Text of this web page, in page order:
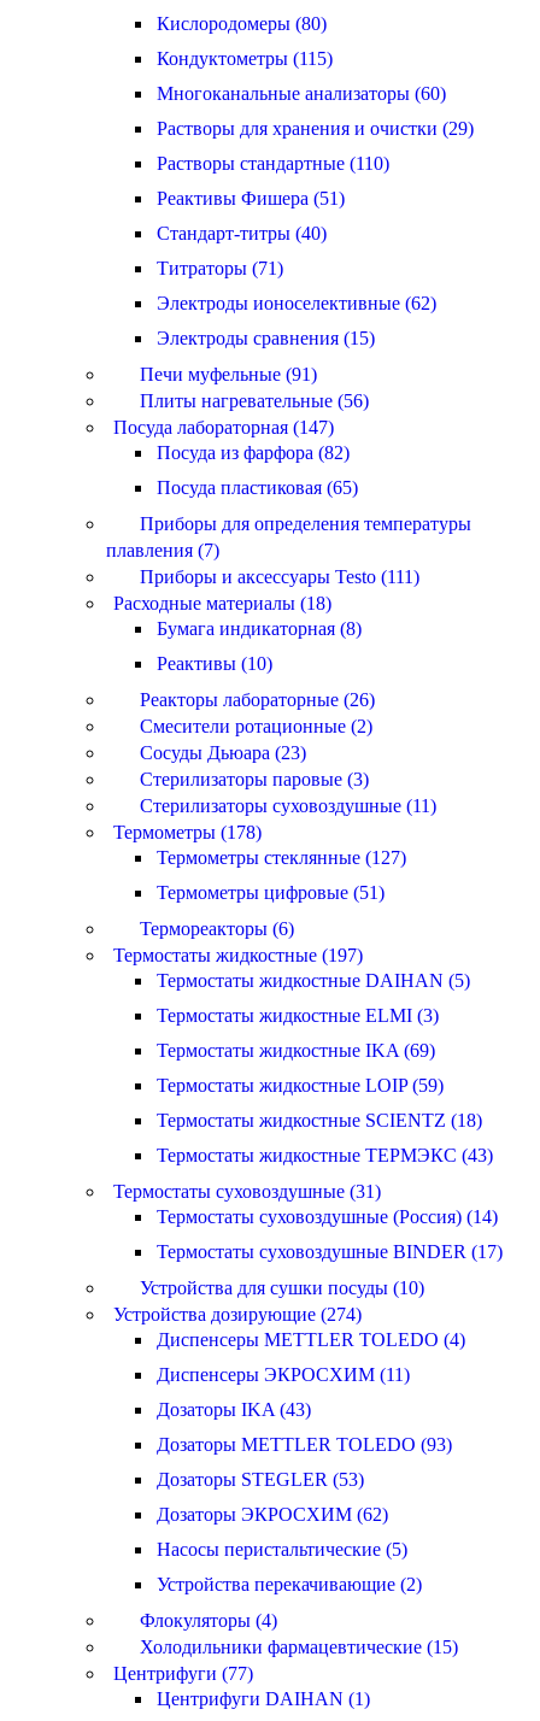
Кислородомеры (80)
Кондуктометры (115)
Многоканальные анализаторы (60)
Растворы для хранения и очистки (29)
Растворы стандартные (110)
Реактивы Фишера (51)
Стандарт-титры (40)
Титраторы (71)
Электроды ионоселективные (62)
Электроды сравнения (15)
Печи муфельные (91)
Плиты нагревательные (56)
Посуда лабораторная (147)
Посуда из фарфора (82)
Посуда пластиковая (65)
Приборы для определения температуры
плавления (7)
Приборы и аксессуары Testo (111)
Расходные материалы (18)
Бумага индикаторная (8)
Реактивы (10)
Реакторы лабораторные (26)
Смесители ротационные (2)
Сосуды Дьюара (23)
Стерилизаторы паровые (3)
Стерилизаторы суховоздушные (11)
Термометры (178)
Термометры стеклянные (127)
Термометры цифровые (51)
Термореакторы (6)
Термостаты жидкостные (197)
Термостаты жидкостные DAIHAN (5)
Термостаты жидкостные ELMI (3)
Термостаты жидкостные IKA (69)
Термостаты жидкостные LOIP (59)
Термостаты жидкостные SCIENTZ (18)
Термостаты жидкостные ТЕРМЭКС (43)
Термостаты суховоздушные (31)
Термостаты суховоздушные (Россия) (14)
Термостаты суховоздушные BINDER (17)
Устройства для сушки посуды (10)
Устройства дозирующие (274)
Диспенсеры METTLER TOLEDO (4)
Диспенсеры ЭКРОСХИМ (11)
Дозаторы IKA (43)
Дозаторы METTLER TOLEDO (93)
Дозаторы STEGLER (53)
Дозаторы ЭКРОСХИМ (62)
Насосы перистальтические (5)
Устройства перекачивающие (2)
Флокуляторы (4)
Холодильники фармацевтические (15)
Центрифуги (77)
Центрифуги DAIHAN (1)